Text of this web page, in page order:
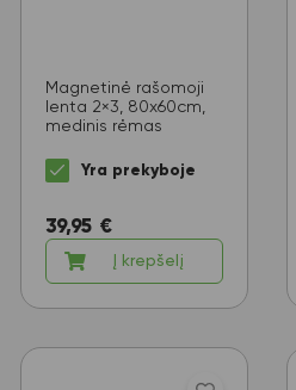
Magnetinė rašomoji
lenta 2×3, 80x60cm,
medinis rėmas
Yra prekyboje
39,95 €
Į krepšelį